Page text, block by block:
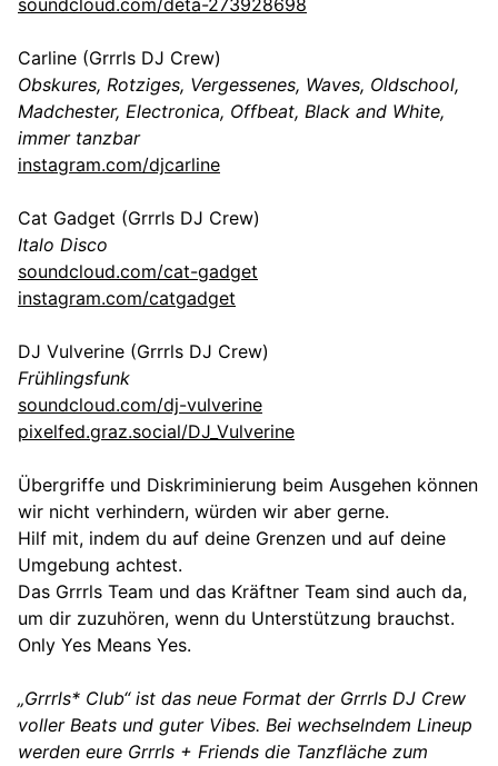
soundcloud.com/deta-273928698
Carline (Grrrls DJ Crew)
Obskures, Rotziges, Vergessenes, Waves, Oldschool,
Madchester, Electronica, Offbeat, Black and White,
immer tanzbar
instagram.com/djcarline
Cat Gadget (Grrrls DJ Crew)
Italo Disco
soundcloud.com/cat-gadget
instagram.com/catgadget
DJ Vulverine (Grrrls DJ Crew)
Frühlingsfunk
soundcloud.com/dj-vulverine
pixelfed.graz.social/DJ_Vulverine
Übergriffe und Diskriminierung beim Ausgehen können
wir nicht verhindern, würden wir aber gerne.
Hilf mit, indem du auf deine Grenzen und auf deine
Umgebung achtest.
Das Grrrls Team und das Kräftner Team sind auch da,
um dir zuzuhören, wenn du Unterstützung brauchst.
Only Yes Means Yes.
„Grrrls* Club“ ist das neue Format der Grrrls DJ Crew
voller Beats und guter Vibes. Bei wechselndem Lineup
werden eure Grrrls + Friends die Tanzfläche zum